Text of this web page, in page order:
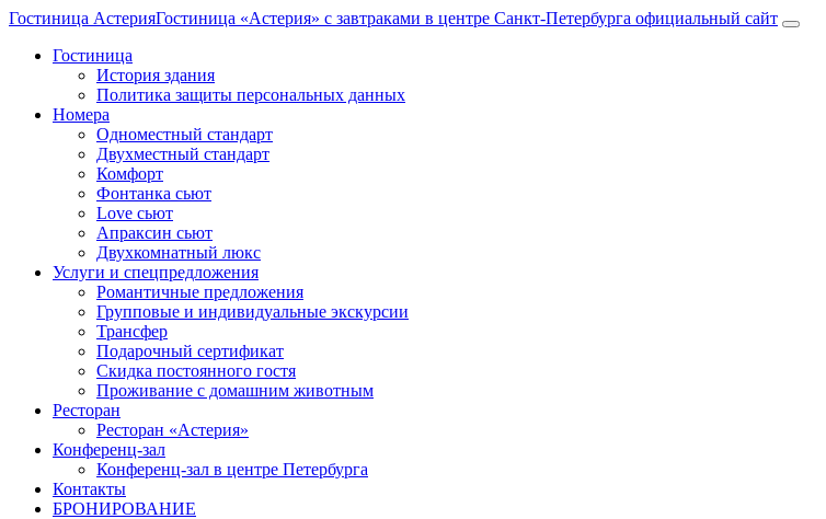
Гостиница АстерияГостиница «Астерия» с завтраками в центре Санкт-Петербурга официальный сайт
Гостиница
История здания
Политика защиты персональных данных
Номера
Одноместный стандарт
Двухместный стандарт
Комфорт
Фонтанка сьют
Love сьют
Апраксин сьют
Двухкомнатный люкс
Услуги и спецпредложения
Романтичные предложения
Групповые и индивидуальные экскурсии
Трансфер
Подарочный сертификат
Скидка постоянного гостя
Проживание с домашним животным
Ресторан
Ресторан «Астерия»
Конференц-зал
Конференц-зал в центре Петербурга
Контакты
БРОНИРОВАНИЕ